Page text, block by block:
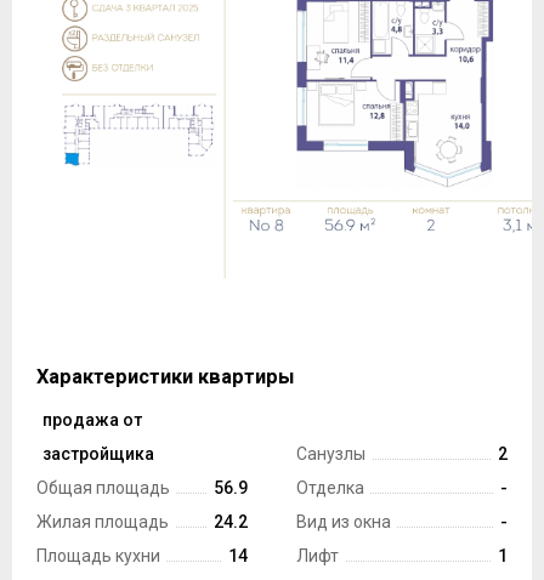
Характеристики квартиры
Тип сделки
продажа от
застройщика
Общая площадь
56.9
Жилая площадь
24.2
Площадь кухни
14
Санузлы
2
Отделка
-
Вид из окна
-
Лифт
1